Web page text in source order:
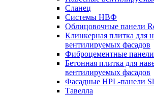
Сланец
Системы НВФ
Облицовочные панели
Клинкерная плитка для
вентилируемых фасадов
Фиброцементные панели
Бетонная плитка для
вентилируемых фасадов
Фасадные HPL-панели
Тавелла